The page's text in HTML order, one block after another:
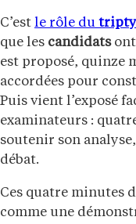
C’est le rôle du
que les candidatsont
est proposé, quinze
accordées pour
Puis vient l’exposé
examinateurs :
soutenir son
débat.
Ces quatre minutes
comme une